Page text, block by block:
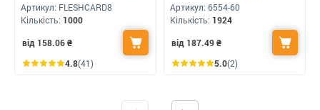
Артикул: FLESHCARD8
Кількість: 1000
від 158.06₴
4.8(41)
Артикул: 6554-60
Кількість: 1924
від 187.49₴
5.0(2)